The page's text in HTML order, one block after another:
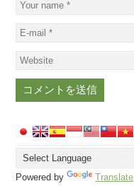
Powered by Translate